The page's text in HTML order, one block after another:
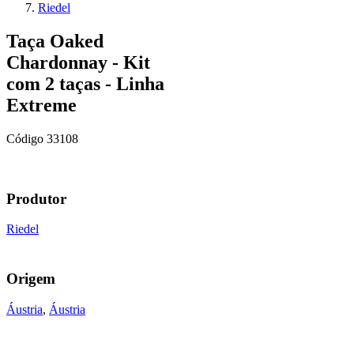
Riedel
Taça Oaked
Chardonnay - Kit
com 2 taças - Linha
Extreme
Código 33108
Produtor
Riedel
Origem
Áustria, Áustria